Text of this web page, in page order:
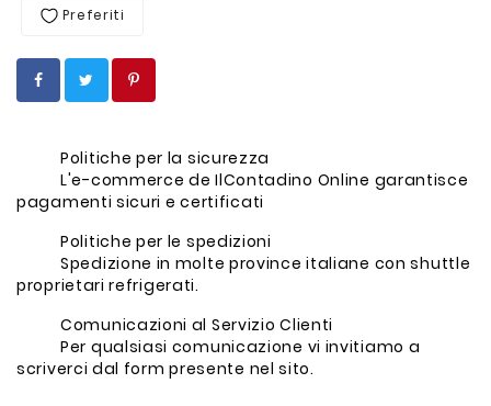
Preferiti
Politiche per la sicurezza
L'e-commerce de IlContadino Online garantisce
pagamenti sicuri e certificati
Politiche per le spedizioni
Spedizione in molte province italiane con shuttle
proprietari refrigerati.
Comunicazioni al Servizio Clienti
Per qualsiasi comunicazione vi invitiamo a
scriverci dal form presente nel sito.